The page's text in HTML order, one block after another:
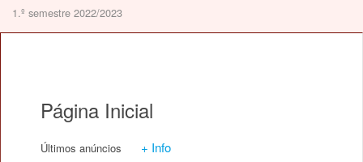
1.º semestre 2022/2023
Página Inicial
Últimos anúncios + Info